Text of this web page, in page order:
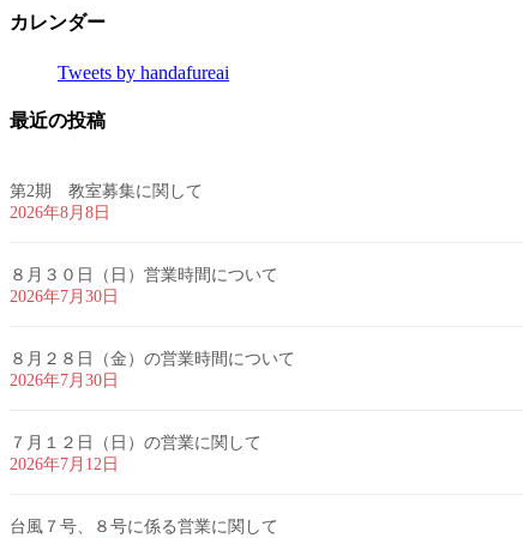
カレンダー
Tweets by handafureai
最近の投稿
第2期 教室募集に関して
2026年8月8日
８月３０日（日）営業時間について
2026年7月30日
８月２８日（金）の営業時間について
2026年7月30日
７月１２日（日）の営業に関して
2026年7月12日
台風７号、８号に係る営業に関して